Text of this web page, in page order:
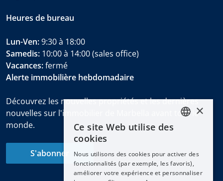
Heures de bureau
Lun-Ven:9:30 à 18:00
Samedis: 10:00 à 14:00 (sales office)
Vacances:fermé
Alerte immobilière hebdomadaire
Découvrez les nouvelles propriétés et les dernières
nouvelles sur l'immobilier de Marbella avant tout le
monde.
S'abonner
ENGLISH
DEUTSCH
FRANÇAIS
×
Ce site Web utilise des
cookies
Nous utilisons des cookies pour activer des
fonctionnalités (par exemple, les favoris),
améliorer votre expérience et personnaliser